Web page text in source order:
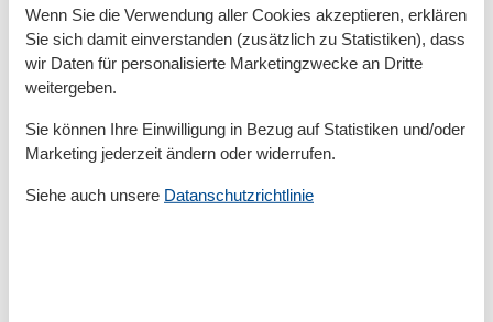
Kinder einrichtungen
Familienfreundlich
Serviceeinrichtungen
Backofen
Behindertenfreundlich
Gefriermöglichkeit
Wenn Sie die Verwendung aller Cookies akzeptieren, erklären
Sie sich damit einverstanden (zusätzlich zu Statistiken), dass
wir Daten für personalisierte Marketingzwecke an Dritte
weitergeben.
Sie können Ihre Einwilligung in Bezug auf Statistiken und/oder
Marketing jederzeit ändern oder widerrufen.
Siehe auch unsere Datanschutzrichtlinie